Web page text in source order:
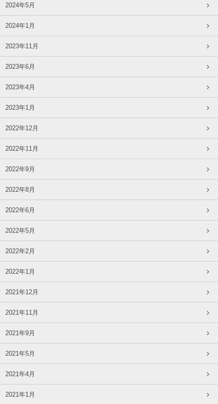
2024年5月
2024年1月
2023年11月
2023年6月
2023年4月
2023年1月
2022年12月
2022年11月
2022年9月
2022年8月
2022年6月
2022年5月
2022年2月
2022年1月
2021年12月
2021年11月
2021年9月
2021年5月
2021年4月
2021年1月